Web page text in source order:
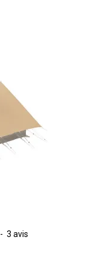
- 3 avis